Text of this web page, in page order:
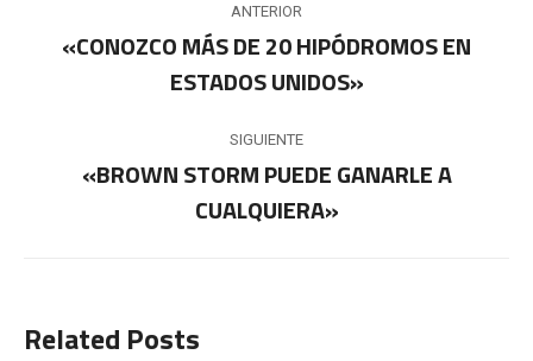
entre
publicaciones
ANTERIOR
anterior:
«CONOZCO MÁS DE 20 HIPÓDROMOS EN
ESTADOS UNIDOS»
SIGUIENTE
siguiente:
«BROWN STORM PUEDE GANARLE A
CUALQUIERA»
Related Posts